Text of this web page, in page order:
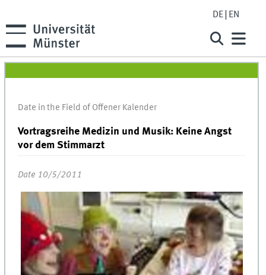
DE EN
Date in the Field of Offener Kalender
Vortragsreihe Medizin und Musik: Keine Angst
vor dem Stimmarzt
Date 10/5/2011